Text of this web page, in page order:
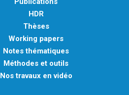
HDR
Thèses
Working papers
Notes thématiques
Méthodes et outils
Nos travaux en vidéo